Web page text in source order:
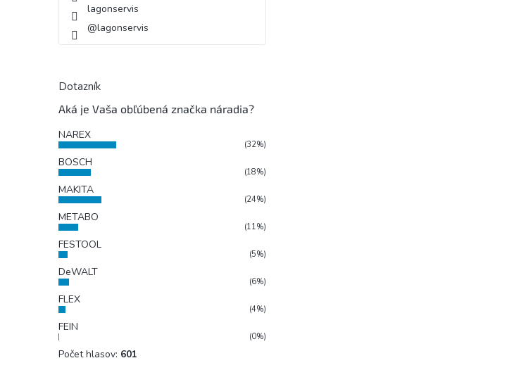
lagonservis
@lagonservis
Dotazník
Aká je Vaša obľúbená značka náradia?
NAREX
(32%)
BOSCH
(18%)
MAKITA
(24%)
METABO
(11%)
FESTOOL
(5%)
DeWALT
(6%)
FLEX
(4%)
FEIN
(0%)
Počet hlasov: 601